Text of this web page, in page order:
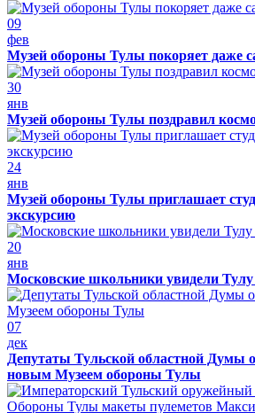
09
фев
Музей обороны Тулы покоряет даже
30
янв
Музей обороны Тулы поздравил
24
янв
Музей обороны Тулы приглашает
экскурсию
20
янв
Московские школьники увидели Тулу
07
дек
Депутаты Тульской областной Думы
новым Музеем обороны Тулы